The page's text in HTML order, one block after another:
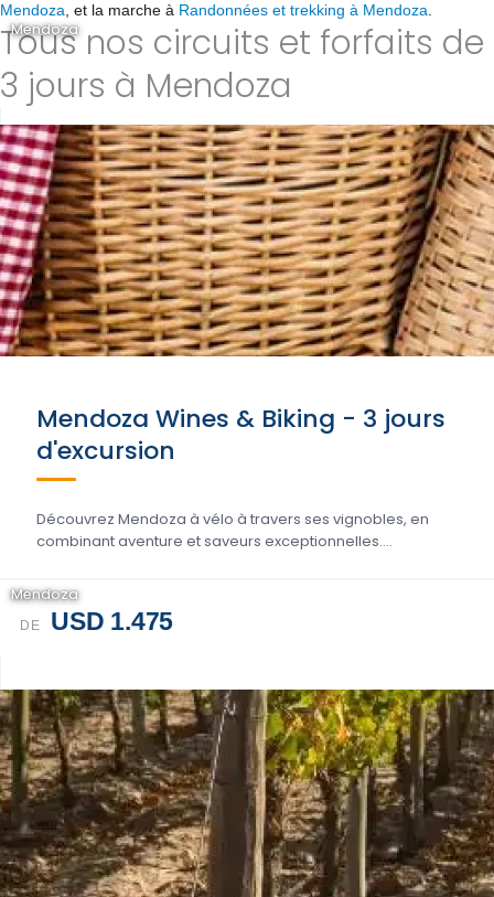
Mendoza , et la marche à Randonnées et trekking à Mendoza
Tous nos circuits et forfaits de
3 jours à Mendoza
Mendoza
Mendoza Wines & Biking - 3 jours
d'excursion
Découvrez Mendoza à vélo à travers ses vignobles, en
combinant aventure et saveurs exceptionnelles....
DE USD 1.475
Mendoza